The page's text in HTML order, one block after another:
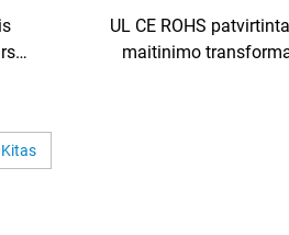
UL CE ROHS
maitinimo
Kitas